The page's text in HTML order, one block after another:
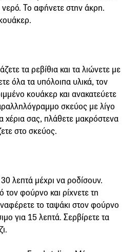
Το αφήνετε στην άκρη.
τα ρεβίθια και τα λιώνετε με
όλα τα υπόλοιπα υλικά, τον
κουάκερ και ανακατεύετε
σκεύος με λίγο
χέρια σας, πλάθετε μακρόστενα
στο σκεύος.
λεπτά μέχρι να ροδίσουν.
τον φούρνο και ρίχνετε τη
το ταψάκι στον φούρνο
για 15 λεπτά. Σερβίρετε τα